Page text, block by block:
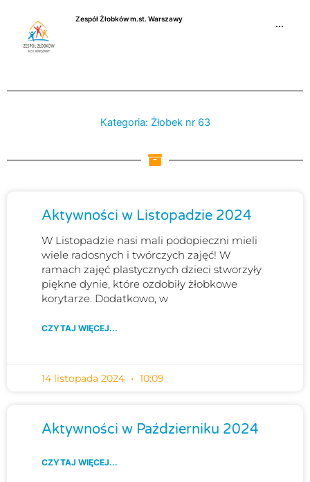
Zespół Żłobków m.st. Warszawy
···
Kategoria: Żłobek nr 63
Aktywności w Listopadzie 2024
W Listopadzie nasi mali podopieczni mieli
wiele radosnych i twórczych zajęć! W
ramach zajęć plastycznych dzieci stworzyły
piękne dynie, które ozdobiły żłobkowe
korytarze. Dodatkowo, w
CZYTAJ WIĘCEJ...
14 listopada 2024 10:09
Aktywności w Październiku 2024
CZYTAJ WIĘCEJ...